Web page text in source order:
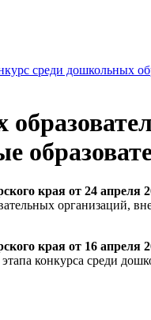
среди дошкольных
края от 24 апреля
организаций,
края от 16 апреля
конкурса среди